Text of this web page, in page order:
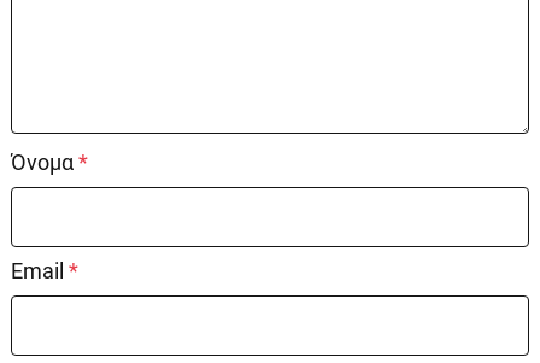
Όνομα*
Email *